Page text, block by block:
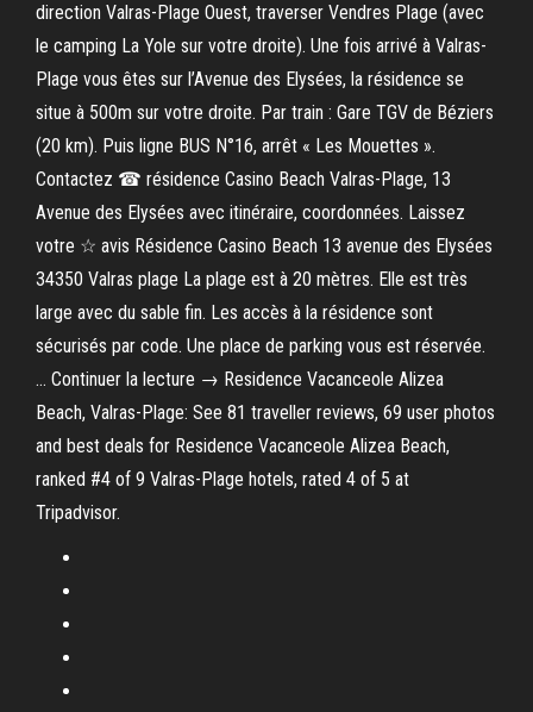
direction Valras-Plage Ouest, traverser Vendres Plage (avec
le camping La Yole sur votre droite). Une fois arrivé à Valras-
Plage vous êtes sur l’Avenue des Elysées, la résidence se
situe à 500m sur votre droite. Par train : Gare TGV de Béziers
(20 km). Puis ligne BUS N°16, arrêt « Les Mouettes ».
Contactez ☎ résidence Casino Beach Valras-Plage, 13
Avenue des Elysées avec itinéraire, coordonnées. Laissez
votre ☆ avis Résidence Casino Beach 13 avenue des Elysées
34350 Valras plage La plage est à 20 mètres. Elle est très
large avec du sable fin. Les accès à la résidence sont
sécurisés par code. Une place de parking vous est réservée.
… Continuer la lecture → Residence Vacanceole Alizea
Beach, Valras-Plage: See 81 traveller reviews, 69 user photos
and best deals for Residence Vacanceole Alizea Beach,
ranked #4 of 9 Valras-Plage hotels, rated 4 of 5 at
Tripadvisor.